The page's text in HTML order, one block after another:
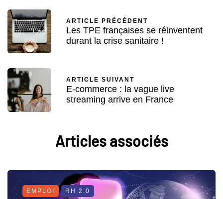
ARTICLE PRÉCÉDENT
Les TPE françaises se réinventent
durant la crise sanitaire !
ARTICLE SUIVANT
E-commerce : la vague live
streaming arrive en France
Articles associés
EMPLOI RH 2.0